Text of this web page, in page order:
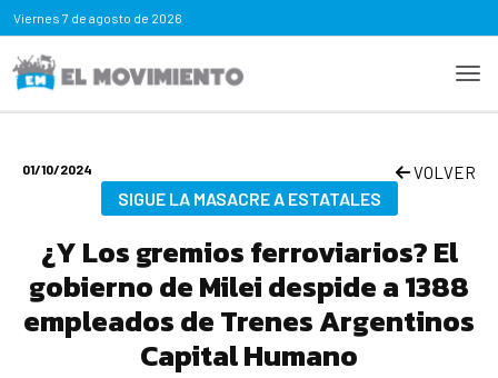
Viernes 7 de agosto de 2026
01/10/2024 VOLVER
SIGUE LA MASACRE A ESTATALES
¿Y Los gremios ferroviarios? El
gobierno de Milei despide a 1388
empleados de Trenes Argentinos
Capital Humano